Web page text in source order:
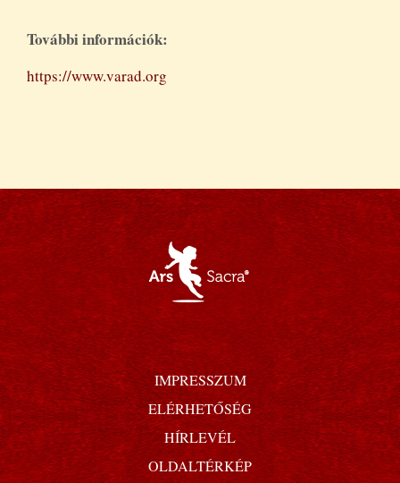
További információk:
https://www.varad.org
IMPRESSZUM
ELÉRHETŐSÉG
HÍRLEVÉL
OLDALTÉRKÉP